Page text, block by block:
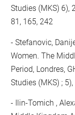
Studies (MKS) 6),
81, 165, 242
Stefanovic,
Women. The
Period, Londres,
Studies (MKS) ;
Ilin-Tomich ,